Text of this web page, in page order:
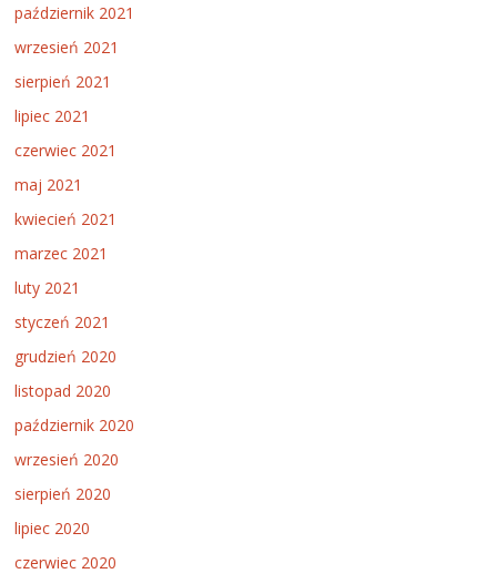
październik 2021
wrzesień 2021
sierpień 2021
lipiec 2021
czerwiec 2021
maj 2021
kwiecień 2021
marzec 2021
luty 2021
styczeń 2021
grudzień 2020
listopad 2020
październik 2020
wrzesień 2020
sierpień 2020
lipiec 2020
czerwiec 2020